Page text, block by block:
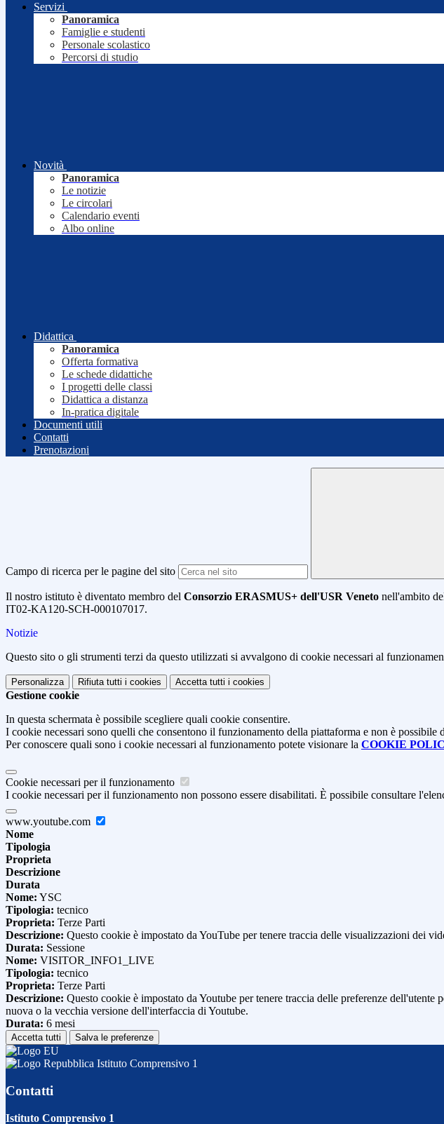
Servizi
Panoramica
Famiglie e studenti
Personale scolastico
Percorsi di studio
Novità
Panoramica
Le notizie
Le circolari
Calendario eventi
Albo online
Didattica
Panoramica
Offerta formativa
Le schede didattiche
I progetti delle classi
Didattica a distanza
In-pratica digitale
Documenti utili
Contatti
Prenotazioni
Campo di ricerca per le pagine del sito
Il nostro istituto è diventato membro del Consorzio ERASMUS+ dell'USR Veneto nell'ambito
IT02-KA120-SCH-000107017.
Notizie
Questo sito o gli strumenti terzi da questo utilizzati si avvalgono di cookie necessari al
Personalizza Rifiuta tutti i cookies Accetta tutti i cookies
Gestione cookie
In questa schermata è possibile scegliere quali cookie consentire.
I cookie necessari sono quelli che consentono il funzionamento della piattaforma e non è possibile
Per conoscere quali sono i cookie necessari al funzionamento potete visionare la COOKIE
Cookie necessari per il funzionamento
I cookie necessari per il funzionamento non possono essere disabilitati. È possibile consultare
www.youtube.com
Nome
Tipologia
Proprieta
Descrizione
Durata
Nome: YSC
Tipologia: tecnico
Proprieta: Terze Parti
Descrizione: Questo cookie è impostato da YouTube per tenere traccia delle visualizzazioni dei
Durata: Sessione
Nome: VISITOR_INFO1_LIVE
Tipologia: tecnico
Proprieta: Terze Parti
Descrizione: Questo cookie è impostato da Youtube per tenere traccia delle preferenze
nuova o la vecchia versione dell'interfaccia di Youtube.
Durata: 6 mesi
Accetta tutti Salva le preferenze
Istituto Comprensivo 1
Contatti
Istituto Comprensivo 1